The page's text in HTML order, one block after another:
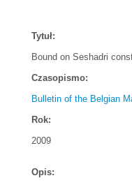
Tytuł:
Bound on Seshadri
Czasopismo:
Bulletin of the Belgian
Rok:
2009
Opis: